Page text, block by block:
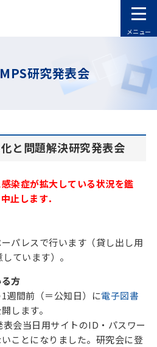
メニュー
研究発表会
と問題解決研究発表会
染症が拡大している状況を鑑
止します．
パレスで行います（貸し出し用
ています）。
方
週間前（＝公知日）に電子図書
します。
会当日用サイトのID・パスワー
ことになりました。研究会に登